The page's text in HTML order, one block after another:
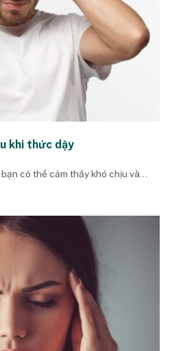
khi thức dậy
có thể cảm thấy khó chịu và...